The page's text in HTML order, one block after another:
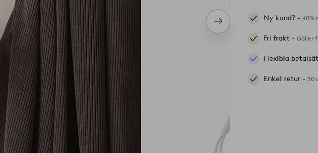
Nästa
produkt
Ny kund? -40%
Fri frakt -Gäller
Flexibla
Enkel retur -30